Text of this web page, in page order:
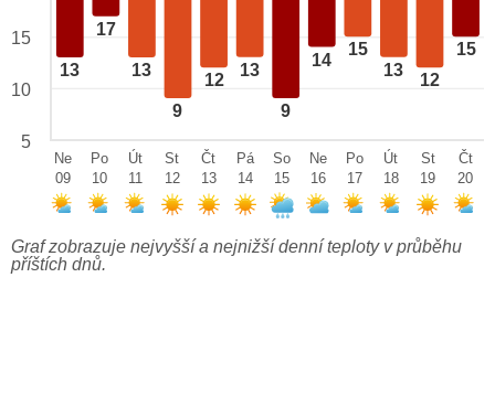
13
17
13
9
12
13
9
14
15
13
12
15
15
10
5
Ne
09
Po
10
Út
11
St
12
Čt
13
Pá
14
So
15
Ne
16
Po
17
Út
18
St
19
Čt
20
Graf zobrazuje nejvyšší a nejnižší denní teploty v průběhu
příštích dnů.